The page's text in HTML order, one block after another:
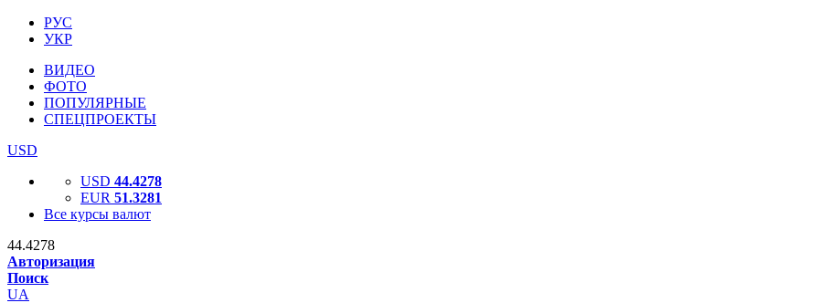
РУС
УКР
ВИДЕО
ФОТО
ПОПУЛЯРНЫЕ
СПЕЦПРОЕКТЫ
USD
USD 44.4278
EUR 51.3281
Все курсы валют
44.4278
Авторизация
Поиск
UA